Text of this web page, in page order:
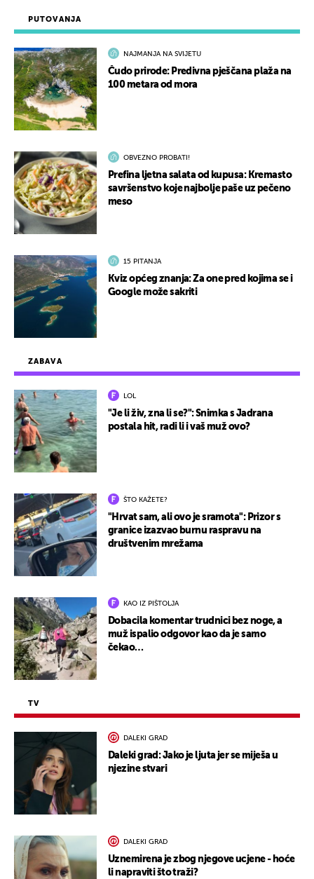
ZABAVA
LOL
"Je li živ, zna li se?": Snimka s Jadrana
postala hit, radi li i vaš muž ovo?
ŠTO KAŽETE?
"Hrvat sam, ali ovo je sramota": Prizor s
granice izazvao burnu raspravu na
društvenim mrežama
KAO IZ PIŠTOLJA
Dobacila komentar trudnici bez noge, a
muž ispalio odgovor kao da je samo
čekao…
TV
DALEKI GRAD
Daleki grad: Jako je ljuta jer se miješa u
njezine stvari
DALEKI GRAD
Uznemirena je zbog njegove ucjene - hoće
li napraviti što traži?
PUTOVANJA
NAJMANJA NA SVIJETU
Čudo prirode: Predivna pješčana plaža na
100 metara od mora
OBVEZNO PROBATI!
Prefina ljetna salata od kupusa: Kremasto
savršenstvo koje najbolje paše uz pečeno
meso
15 PITANJA
Kviz općeg znanja: Za one pred kojima se i
Google može sakriti